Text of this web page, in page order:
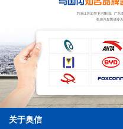
关于奥信